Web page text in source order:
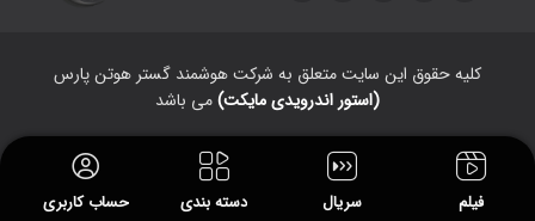
فیلم سریال دسته بندی حساب کاربری
کلیه حقوق این سایت متعلق به شرکت هوشمند گستر هوتن پارس
(استور اندرویدی مایکت)می باشد